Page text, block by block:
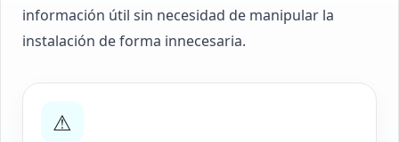
información útil sin necesidad de manipular la
instalación de forma innecesaria.
⚠